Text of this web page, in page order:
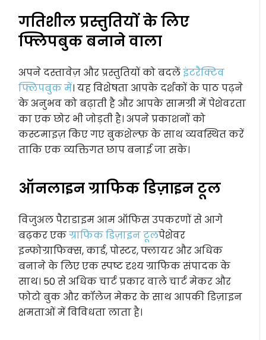
गतिशील प्रस्तुतियों के लिए
फ्लिपबुक बनाने वाला
अपने दस्तावेज़ और प्रस्तुतियों को बदलेंइंटरैक्टिव
फ्लिपबुक में। यह विशेषता आपके दर्शकों के पाठ पढ़ने
के अनुभव को बढ़ाती है और आपके सामग्री में पेशेवरता
का एक छोर भी जोड़ती है। अपने प्रकाशनों को
कस्टमाइज़ किए गए बुकशेल्फ़ के साथ व्यवस्थित करें
ताकि एक व्यक्तिगत छाप बनाई जा सके।
ऑनलाइन ग्राफिक डिज़ाइन टूल
विजुअल पैराडाइम आम ऑफिस उपकरणों से आगे
बढ़कर एकग्राफिक डिज़ाइन टूलपेशेवर
इन्फोग्राफिक्स, कार्ड, पोस्टर, फ्लायर और अधिक
बनाने के लिए एक स्पष्ट दृश्य ग्राफिक संपादक के
साथ। 50 से अधिक चार्ट प्रकार वाले चार्ट मेकर और
फोटो बुक और कॉलेज मेकर के साथ आपकी डिज़ाइन
क्षमताओं में विविधता लाता है।